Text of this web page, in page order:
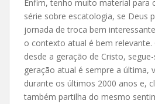
Enfim, tenho muito material para
série sobre escatologia, se Deus
jornada de troca bem
o contexto atual é bem relevante.
desde a geração de Cristo,
geração atual é sempre a última,
durante os últimos 2000 anos e,
também partilha do mesmo